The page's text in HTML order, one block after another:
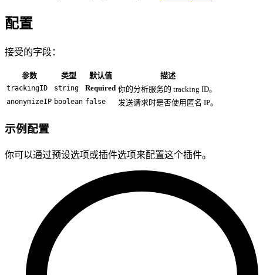
配置
接受的字段：
参数 类型 默认值 描述
trackingID string Required 你的分析服务的 tracking ID。
anonymizeIP boolean false 发送请求时是否使用匿名 IP。
示例配置
你可以通过预设选项或插件选项来配置这个插件。